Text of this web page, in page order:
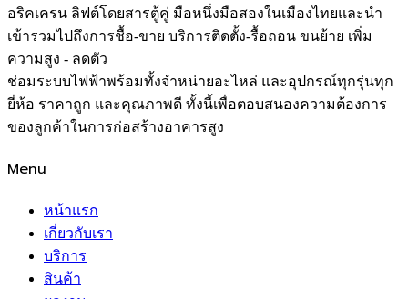
อริคเครน ลิฟต์โดยสารตู้คู่ มือหนึ่งมือสองในเมืองไทยและนำ
เข้ารวมไปถึงการชื้อ-ขาย บริการติดตั้ง-รื้อถอน ขนย้าย เพิ่ม
ความสูง - ลดตัว
ช่อมระบบไฟฟ้าพร้อมทั้งจำหน่ายอะไหล่ และอุปกรณ์ทุกรุ่นทุก
ยี่ห้อ ราคาถูก และคุณภาพดี ทั้งนี้เพื่อตอบสนองความต้องการ
ของลูกค้าในการก่อสร้างอาคารสูง
Menu
หน้าแรก
เกี่ยวกับเรา
บริการ
สินค้า